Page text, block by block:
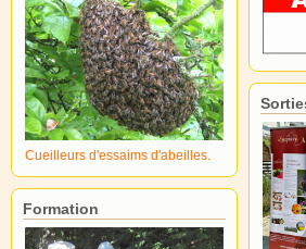
Cueilleurs d'essaims d'abeilles.
Formation